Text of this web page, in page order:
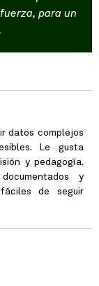
para un
datos complejos
Le gusta
y pedagogía.
y
de seguir